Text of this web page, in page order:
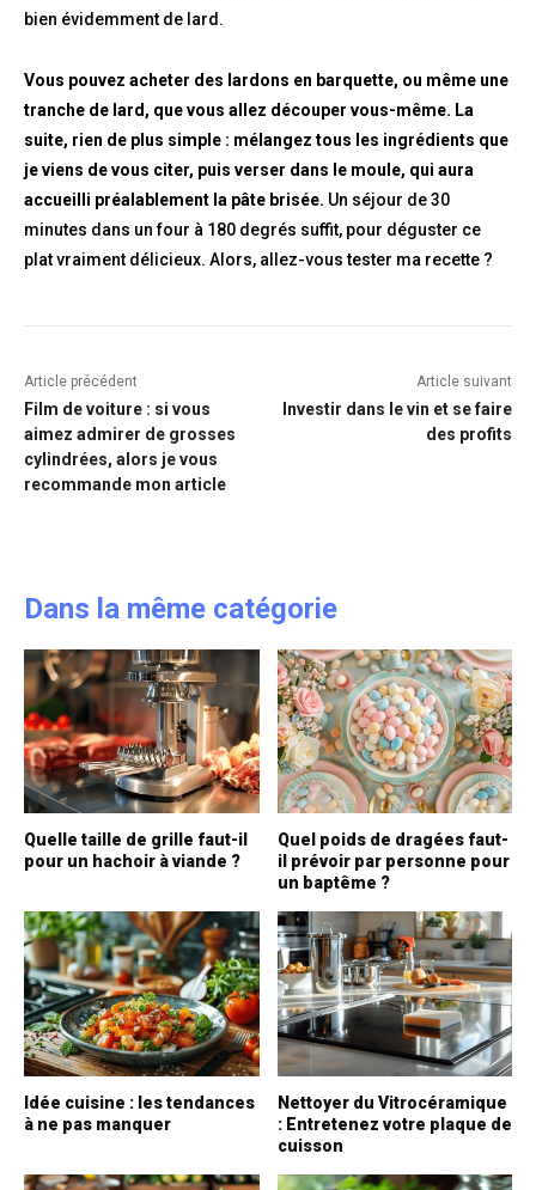
bien évidemment de lard.
Vous pouvez acheter des lardons en barquette, ou même une
tranche de lard, que vous allez découper vous-même. La
suite, rien de plus simple : mélangez tous les ingrédients que
je viens de vous citer, puis verser dans le moule, qui aura
accueilli préalablement la pâte brisée. Un séjour de 30
minutes dans un four à 180 degrés suffit, pour déguster ce
plat vraiment délicieux. Alors, allez-vous tester ma recette ?
Article précédent
Film de voiture : si vous
aimez admirer de grosses
cylindrées, alors je vous
recommande mon article
Article suivant
Investir dans le vin et se faire
des profits
Dans la même catégorie
Quelle taille de grille faut-il
pour un hachoir à viande ?
Quel poids de dragées faut-
il prévoir par personne pour
un baptême ?
Idée cuisine : les tendances
à ne pas manquer
Nettoyer du Vitrocéramique
: Entretenez votre plaque de
cuisson